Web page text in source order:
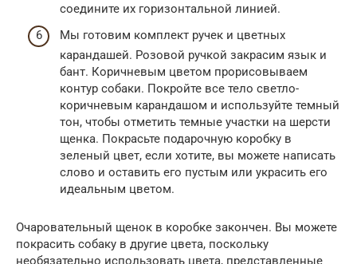
соедините их горизонтальной линией.
Мы готовим комплект ручек и цветных
карандашей. Розовой ручкой закрасим язык и
бант. Коричневым цветом прорисовываем
контур собаки. Покройте все тело светло-
коричневым карандашом и используйте темный
тон, чтобы отметить темные участки на шерсти
щенка. Покрасьте подарочную коробку в
зеленый цвет, если хотите, вы можете написать
слово и оставить его пустым или украсить его
идеальным цветом.
Очаровательный щенок в коробке закончен. Вы можете
покрасить собаку в другие цвета, поскольку
необязательно использовать цвета, представленные